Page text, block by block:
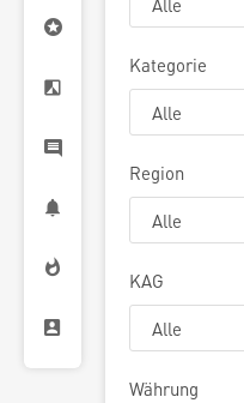
Kategorie
Region
KAG
Währung